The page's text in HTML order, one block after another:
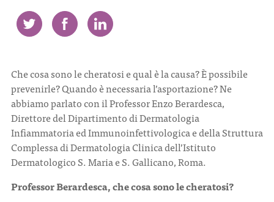
NEWS
ITA ENG
Che cosa sono le cheratosi e qual è la causa? È possibile
prevenirle? Quando è necessaria l’asportazione? Ne
abbiamo parlato con il Professor Enzo Berardesca,
Direttore del Dipartimento di Dermatologia
Infiammatoria ed Immunoinfettivologica e della Struttura
Complessa di Dermatologia Clinica dell’Istituto
Dermatologico S. Maria e S. Gallicano, Roma.
Professor Berardesca, che cosa sono le cheratosi?